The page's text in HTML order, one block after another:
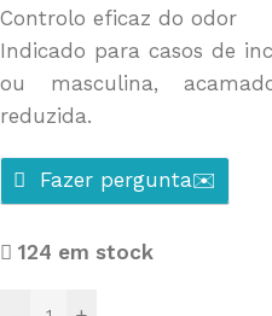
Controlo eficaz do odor
Indicado para casos de
ou masculina,
reduzida.
Fazer pergunta✉️
124 em stock